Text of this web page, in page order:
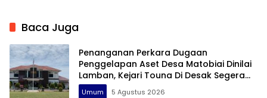
Baca Juga
Penanganan Perkara Dugaan
Penggelapan Aset Desa Matobiai Dinilai
Lamban, Kejari Touna Di Desak Segera
Limpahkan Berkas
Umum 5 Agustus 2026